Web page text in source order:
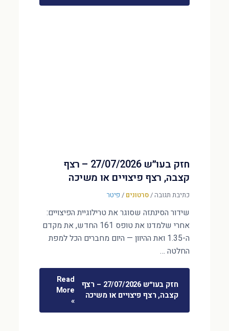
חזק בעו״ש 27/07/2026 – רצף
קצבה, רצף פיצויים או משיכה
כתיבת תגובה/סרטונים / פיטר
שידור הסינתזה שסוגר את טרילוגיית הפיצויים:
אחרי שלמדנו את טופס 161 החדש, את מקדם
ה-1.35 ואת ההיוון — היום מחברים הכל למפת
החלטה …
חזק בעו״ש 27/07/2026 – רצף
קצבה, רצף פיצויים או משיכה
Read
More
»